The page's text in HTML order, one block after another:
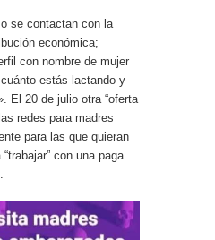
se contactan con la
económica;
con nombre de mujer
estás lactando y
El 20 de julio otra “oferta
redes para madres
para las que quieran
con una paga